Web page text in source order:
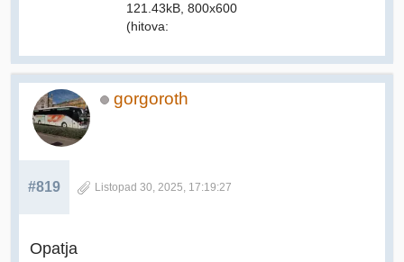
121.43kB, 800x600
(hitova:
gorgoroth
#819 Listopad 30, 2025, 17:19:27
Opatja